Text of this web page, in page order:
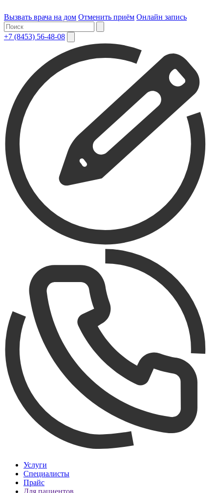
Вызвать врача на дом Отменить приём Онлайн запись
+7 (8453) 56-48-08
Услуги
Специалисты
Прайс